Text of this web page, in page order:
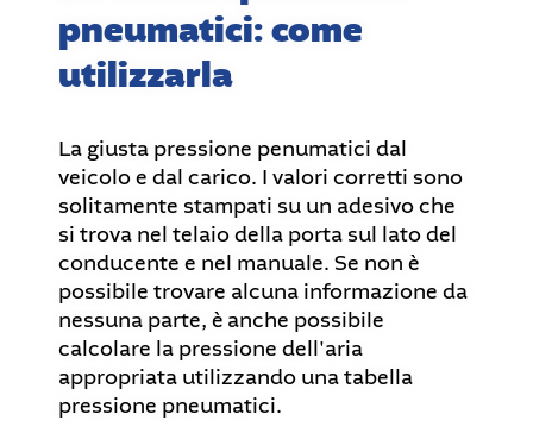
pneumatici: come
utilizzarla
La giusta pressione penumatici dal
veicolo e dal carico. I valori corretti sono
solitamente stampati su un adesivo che
si trova nel telaio della porta sul lato del
conducente e nel manuale. Se non è
possibile trovare alcuna informazione da
nessuna parte, è anche possibile
calcolare la pressione dell'aria
appropriata utilizzando una tabella
pressione pneumatici.